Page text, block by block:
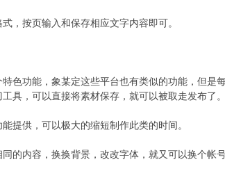
，按页输入和保存相应文字内容即可。
色功能，象某定这些平台也有类似的功能，但是
具，可以直接将素材保存，就可以被取走发布了。
提供，可以极大的缩短制作此类的时间。
的内容，换换背景，改改字体，就又可以换个帐